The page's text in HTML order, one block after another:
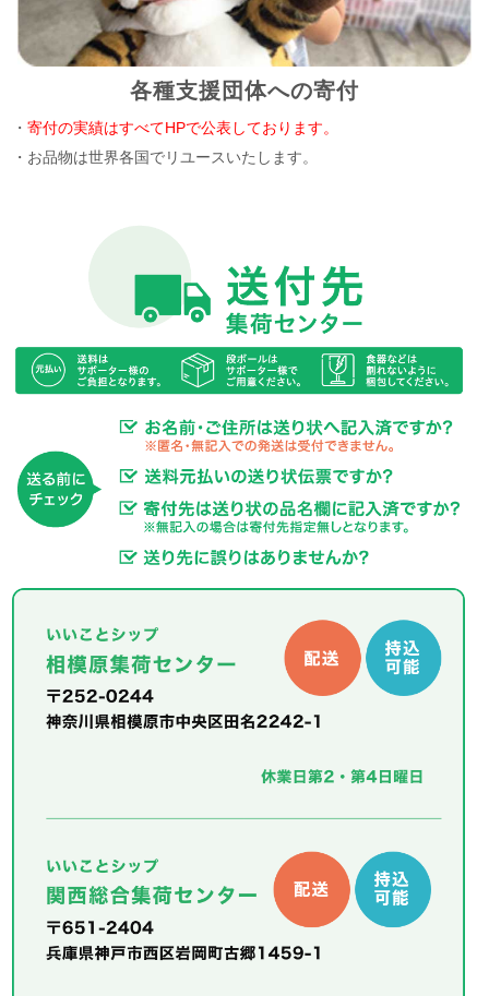
各種支援団体への寄付
・寄付の実績はすべてHPで公表しております。
・お品物は世界各国でリユースいたします。